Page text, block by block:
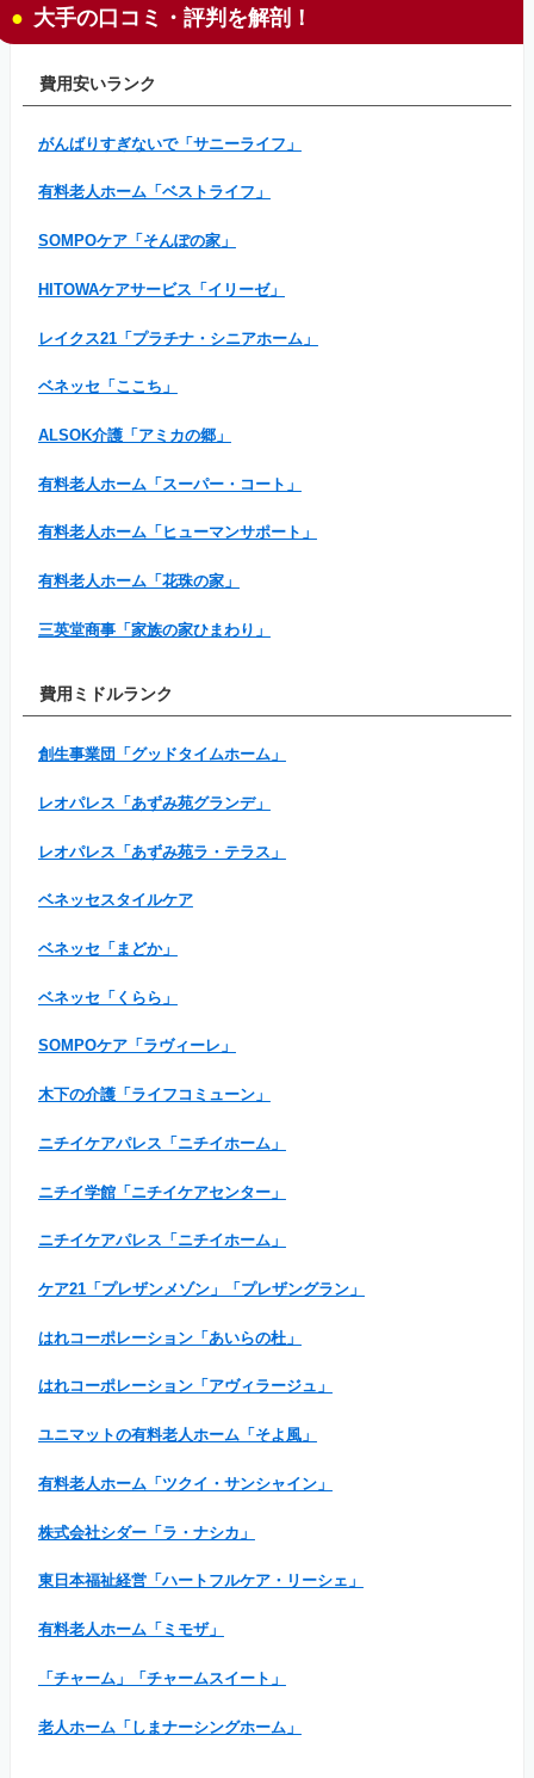
大手の口コミ・評判を解剖！
費用安いランク
がんばりすぎないで「サニーライフ」
有料老人ホーム「ベストライフ」
SOMPOケア「そんぽの家」
HITOWAケアサービス「イリーゼ」
レイクス21「プラチナ・シニアホーム」
ベネッセ「ここち」
ALSOK介護「アミカの郷」
有料老人ホーム「スーパー・コート」
有料老人ホーム「ヒューマンサポート」
有料老人ホーム「花珠の家」
三英堂商事「家族の家ひまわり」
費用ミドルランク
創生事業団「グッドタイムホーム」
レオパレス「あずみ苑グランデ」
レオパレス「あずみ苑ラ・テラス」
ベネッセスタイルケア
ベネッセ「まどか」
ベネッセ「くらら」
SOMPOケア「ラヴィーレ」
木下の介護「ライフコミューン」
ニチイケアパレス「ニチイホーム」
ニチイ学館「ニチイケアセンター」
ニチイケアパレス「ニチイホーム」
ケア21「プレザンメゾン」「プレザングラン」
はれコーポレーション「あいらの杜」
はれコーポレーション「アヴィラージュ」
ユニマットの有料老人ホーム「そよ風」
有料老人ホーム「ツクイ・サンシャイン」
株式会社シダー「ラ・ナシカ」
東日本福祉経営「ハートフルケア・リーシェ」
有料老人ホーム「ミモザ」
「チャーム」「チャームスイート」
老人ホーム「しまナーシングホーム」